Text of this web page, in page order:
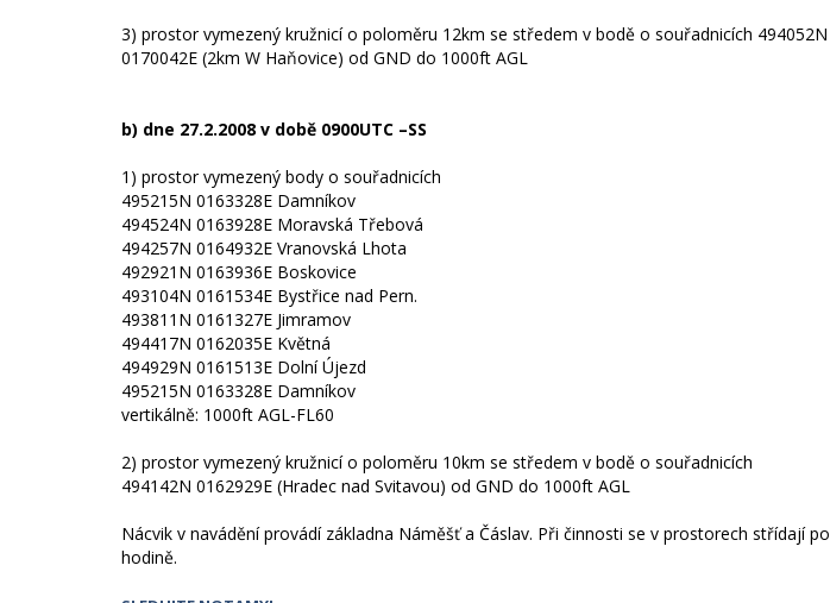
3) prostor vymezený kružnicí o poloměru 12km se středem v bodě o souřadnicích 494052N
0170042E (2km W Haňovice) od GND do 1000ft AGL
b) dne 27.2.2008 v době 0900UTC –SS
1) prostor vymezený body o souřadnicích
495215N 0163328E Damníkov
494524N 0163928E Moravská Třebová
494257N 0164932E Vranovská Lhota
492921N 0163936E Boskovice
493104N 0161534E Bystřice nad Pern.
493811N 0161327E Jimramov
494417N 0162035E Květná
494929N 0161513E Dolní Újezd
495215N 0163328E Damníkov
vertikálně: 1000ft AGL-FL60
2) prostor vymezený kružnicí o poloměru 10km se středem v bodě o souřadnicích
494142N 0162929E (Hradec nad Svitavou) od GND do 1000ft AGL
Nácvik v navádění provádí základna Náměšť a Čáslav. Při činnosti se v prostorech střídají po
hodině.